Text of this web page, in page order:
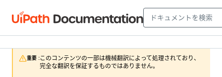
重要 :このコンテンツの一部は機械翻訳によって処理されており、
完全な翻訳を保証するものではありません。